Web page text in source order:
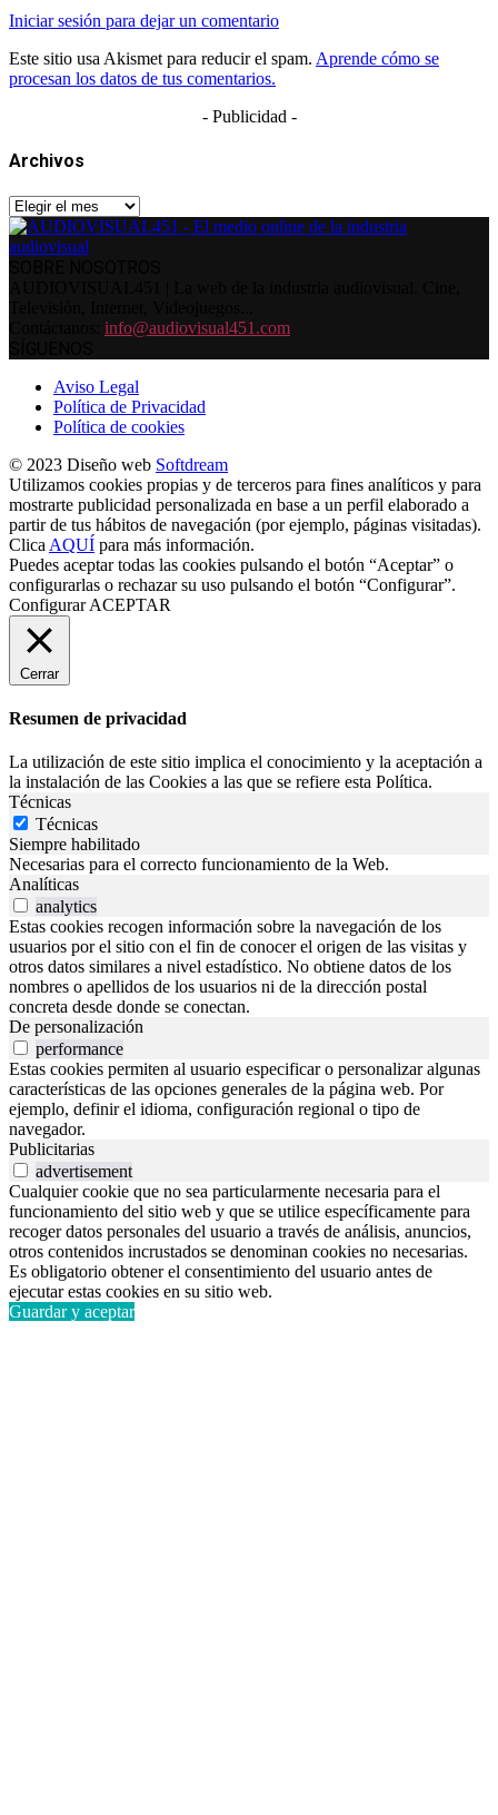
Iniciar sesión para dejar un comentario
Este sitio usa Akismet para reducir el spam. Aprende cómo se
procesan los datos de tus comentarios.
- Publicidad -
Archivos
Archivos
info@audiovisual451.com
Aviso Legal
Política de Privacidad
Política de cookies
© 2023 Diseño web Softdream
Utilizamos cookies propias y de terceros para fines analíticos y para
mostrarte publicidad personalizada en base a un perfil elaborado a
partir de tus hábitos de navegación (por ejemplo, páginas visitadas).
Clica AQUÍ para más información.
Puedes aceptar todas las cookies pulsando el botón “Aceptar” o
configurarlas o rechazar su uso pulsando el botón “Configurar”.
Configurar ACEPTAR
Cerrar
Resumen de privacidad
La utilización de este sitio implica el conocimiento y la aceptación a
la instalación de las Cookies a las que se refiere esta Política.
Técnicas
Técnicas
Siempre habilitado
Necesarias para el correcto funcionamiento de la Web.
Analíticas
analytics
Estas cookies recogen información sobre la navegación de los
usuarios por el sitio con el fin de conocer el origen de las visitas y
otros datos similares a nivel estadístico. No obtiene datos de los
nombres o apellidos de los usuarios ni de la dirección postal
concreta desde donde se conectan.
De personalización
performance
Estas cookies permiten al usuario especificar o personalizar algunas
características de las opciones generales de la página web. Por
ejemplo, definir el idioma, configuración regional o tipo de
navegador.
Publicitarias
advertisement
Cualquier cookie que no sea particularmente necesaria para el
funcionamiento del sitio web y que se utilice específicamente para
recoger datos personales del usuario a través de análisis, anuncios,
otros contenidos incrustados se denominan cookies no necesarias.
Es obligatorio obtener el consentimiento del usuario antes de
ejecutar estas cookies en su sitio web.
Guardar y aceptar